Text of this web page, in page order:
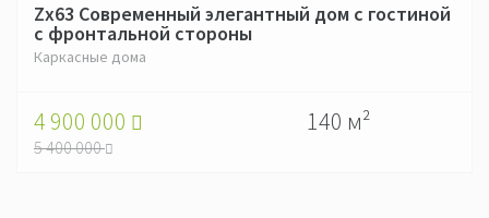
Zx63 Современный элегантный дом с гостиной
с фронтальной стороны
Каркасные дома
4 900 000
5 400 000
140 м²